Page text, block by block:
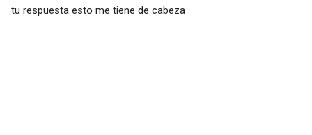
tu respuesta esto me tiene de cabeza